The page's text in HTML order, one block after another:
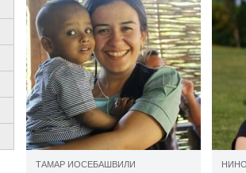
ТАМАР ИОСЕБАШВИЛИ